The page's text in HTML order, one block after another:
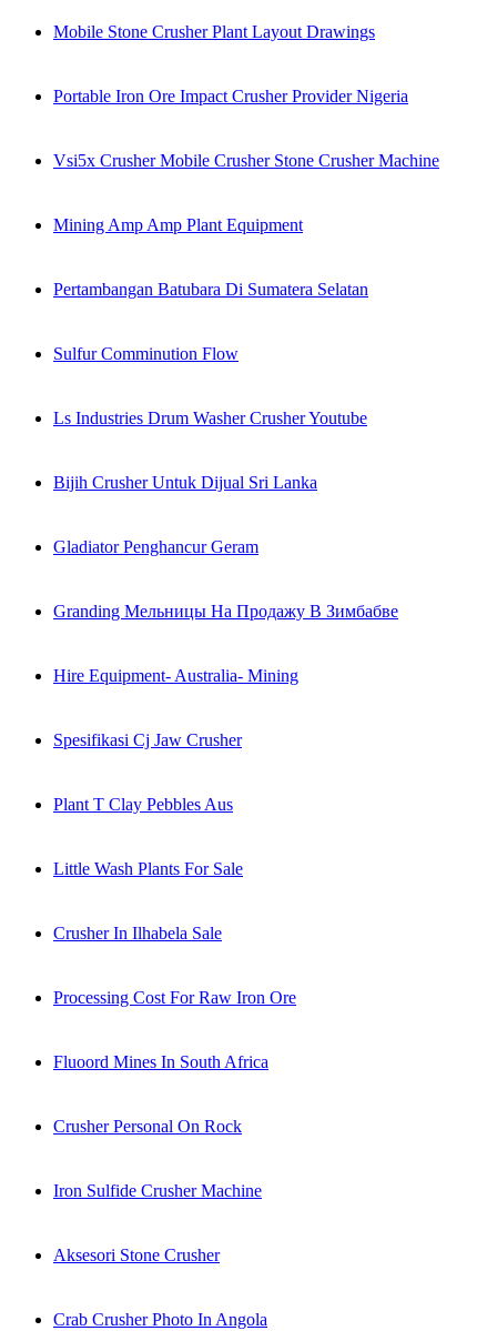
Mobile Stone Crusher Plant Layout Drawings
Portable Iron Ore Impact Crusher Provider Nigeria
Vsi5x Crusher Mobile Crusher Stone Crusher Machine
Mining Amp Amp Plant Equipment
Pertambangan Batubara Di Sumatera Selatan
Sulfur Comminution Flow
Ls Industries Drum Washer Crusher Youtube
Bijih Crusher Untuk Dijual Sri Lanka
Gladiator Penghancur Geram
Granding Мельницы На Продажу В Зимбабве
Hire Equipment- Australia- Mining
Spesifikasi Cj Jaw Crusher
Plant T Clay Pebbles Aus
Little Wash Plants For Sale
Crusher In Ilhabela Sale
Processing Cost For Raw Iron Ore
Fluoord Mines In South Africa
Crusher Personal On Rock
Iron Sulfide Crusher Machine
Aksesori Stone Crusher
Crab Crusher Photo In Angola